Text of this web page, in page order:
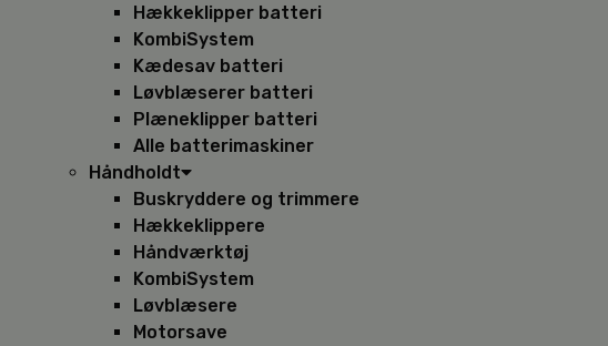
Hækkeklipper batteri
KombiSystem
Kædesav batteri
Løvblæserer batteri
Plæneklipper batteri
Alle batterimaskiner
Håndholdt
Buskryddere og trimmere
Hækkeklippere
Håndværktøj
KombiSystem
Løvblæsere
Motorsave